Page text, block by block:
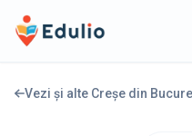
Edulio
Vezi și alte Creșe din